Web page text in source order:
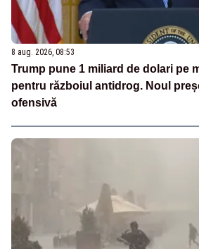
8 aug. 2026, 08:53
Trump pune 1 miliard de dolari pe
pentru războiul antidrog. Noul
ofensivă